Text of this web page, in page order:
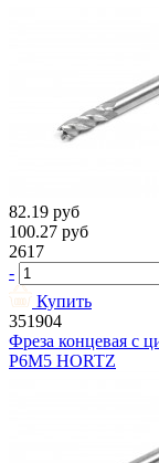
82.19 руб
100.27 руб
2617
-
Купить
351904
Фреза концевая с
Р6М5 HORTZ